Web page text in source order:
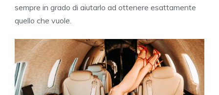
sempre in grado di aiutarlo ad ottenere esattamente
quello che vuole.